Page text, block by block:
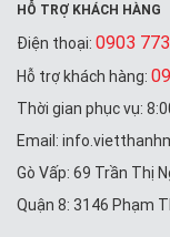
HỖ TRỢ KHÁCH HÀNG
Điện thoại: 0903
Hỗ trợ khách hàng:
Thời gian phục vụ:
Email:
Gò Vấp: 69 Trần Thị
Quận 8: 3146 Phạm